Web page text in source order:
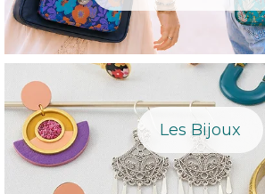
Les Bijoux